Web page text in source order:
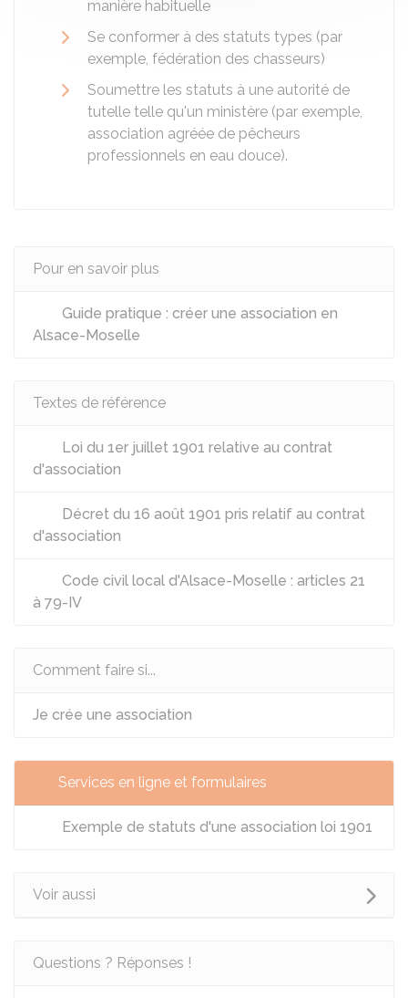
manière habituelle
Se conformer à des statuts types (par
exemple, fédération des chasseurs)
Soumettre les statuts à une autorité de
tutelle telle qu'un ministère (par exemple,
association agréée de pêcheurs
professionnels en eau douce).
Pour en savoir plus
Guide pratique : créer une association en
Alsace-Moselle
Textes de référence
Loi du 1er juillet 1901 relative au contrat
d'association
Décret du 16 août 1901 pris relatif au contrat
d'association
Code civil local d'Alsace-Moselle : articles 21
à 79-IV
Comment faire si...
Je crée une association
Services en ligne et formulaires
Exemple de statuts d'une association loi 1901
Voir aussi
Questions ? Réponses !